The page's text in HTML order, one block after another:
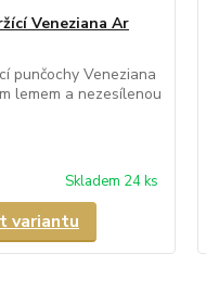
Veneziana Ar
punčochy Veneziana
lemem a nezesílenou
Skladem 24 ks
variantu